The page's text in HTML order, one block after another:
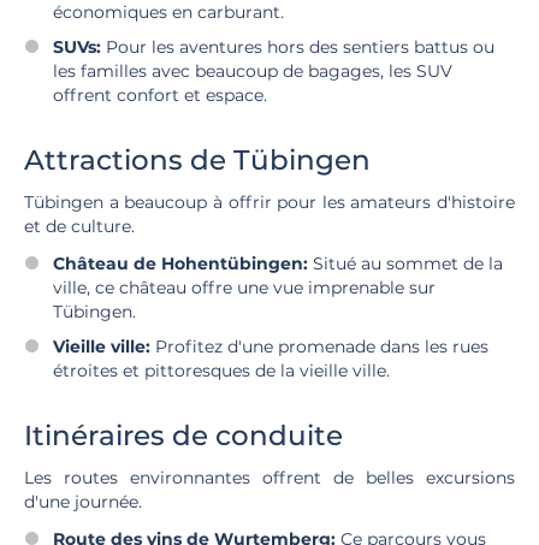
économiques en carburant.
SUVs: Pour les aventures hors des sentiers battus ou
les familles avec beaucoup de bagages, les SUV
offrent confort et espace.
Attractions de Tübingen
Tübingen a beaucoup à offrir pour les amateurs d'histoire
et de culture.
Château de Hohentübingen: Situé au sommet de la
ville, ce château offre une vue imprenable sur
Tübingen.
Vieille ville: Profitez d'une promenade dans les rues
étroites et pittoresques de la vieille ville.
Itinéraires de conduite
Les routes environnantes offrent de belles excursions
d'une journée.
Route des vins de Wurtemberg: Ce parcours vous